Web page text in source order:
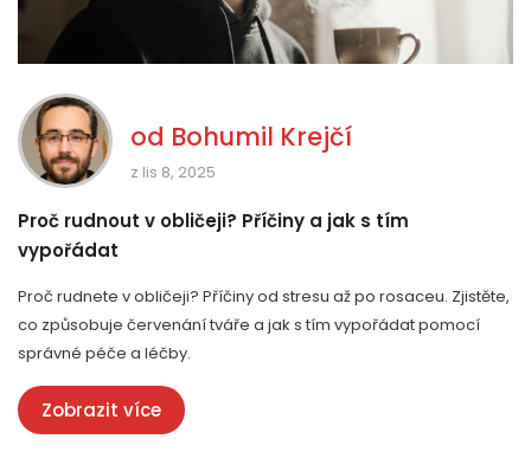
od Bohumil Krejčí
z lis 8, 2025
Proč rudnout v obličeji? Příčiny a jak s tím
vypořádat
Proč rudnete v obličeji? Příčiny od stresu až po rosaceu. Zjistěte,
co způsobuje červenání tváře a jak s tím vypořádat pomocí
správné péče a léčby.
Zobrazit více